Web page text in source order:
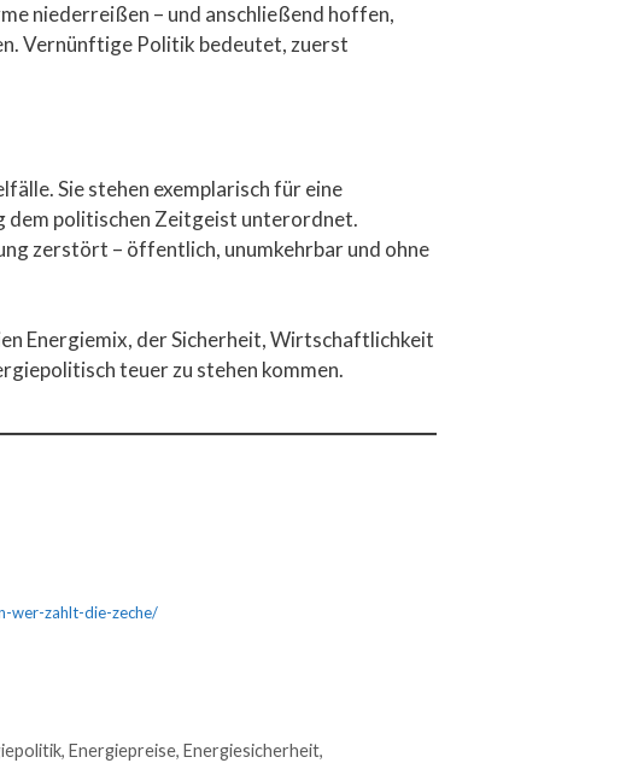
niederreißen – und anschließend hoffen,
Vernünftige Politik bedeutet, zuerst
Sie stehen exemplarisch für eine
dem politischen Zeitgeist unterordnet.
zerstört – öffentlich, unumkehrbar und ohne
Energiemix, der Sicherheit, Wirtschaftlichkeit
teuer zu stehen kommen.
wer-zahlt-die-zeche/
, Energiepreise, Energiesicherheit,